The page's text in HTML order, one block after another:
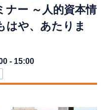
ナー ～人的資本情
はや、あたりま
- 15:00